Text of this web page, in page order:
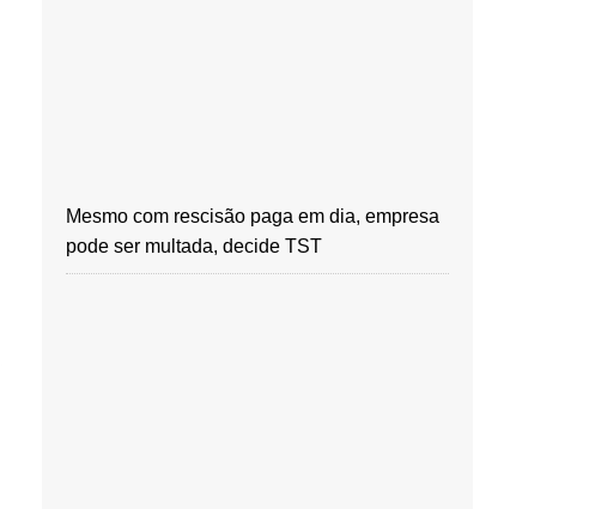
Mesmo com rescisão paga em dia, empresa
pode ser multada, decide TST